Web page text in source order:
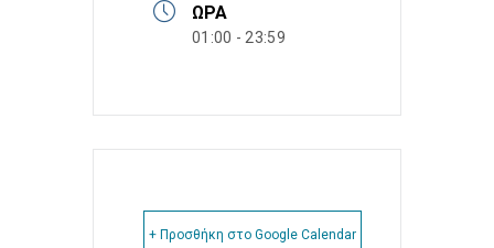
ΏΡΑ
01:00 - 23:59
+ Προσθήκη στο Google Calendar